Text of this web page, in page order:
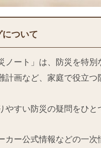
ついて
ノート」は、防災を特
計画など、家庭で役立
やすい防災の疑問をひ
カー公式情報などの一次